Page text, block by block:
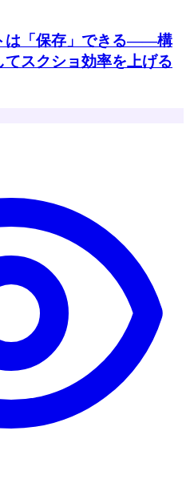
は「保存」できる——構
スクショ効率を上げる